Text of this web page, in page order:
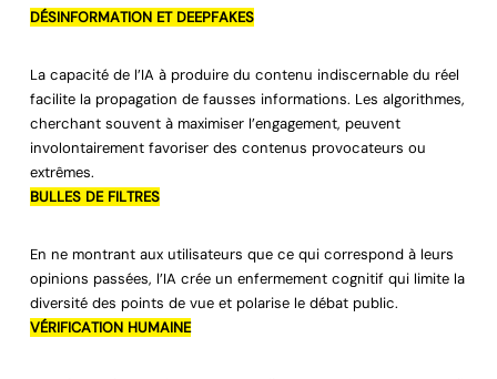
DÉSINFORMATION ET DEEPFAKES
La capacité de l’IA à produire du contenu indiscernable du réel
facilite la propagation de fausses informations. Les algorithmes,
cherchant souvent à maximiser l’engagement, peuvent
involontairement favoriser des contenus provocateurs ou
extrêmes.
BULLES DE FILTRES
En ne montrant aux utilisateurs que ce qui correspond à leurs
opinions passées, l’IA crée un enfermement cognitif qui limite la
diversité des points de vue et polarise le débat public.
VÉRIFICATION HUMAINE